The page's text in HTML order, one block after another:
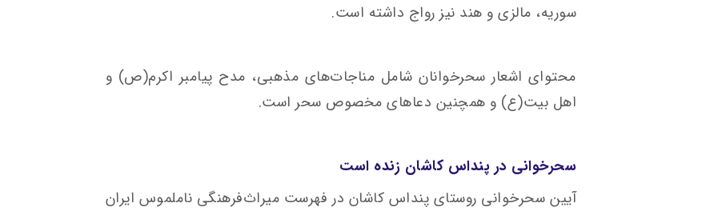
سوریه، مالزی و هند نیز رواج داشته است.
محتوای اشعار سحرخوانان شامل مناجات‌های مذهبی، مدح پیامبر اکرم(ص) و
اهل بیت(ع) و همچنین دعاهای مخصوص سحر است.
سحرخوانی در پنداس کاشان زنده است
آیین سحرخوانی روستای پنداس کاشان در فهرست میراث‌فرهنگی ناملموس ایران